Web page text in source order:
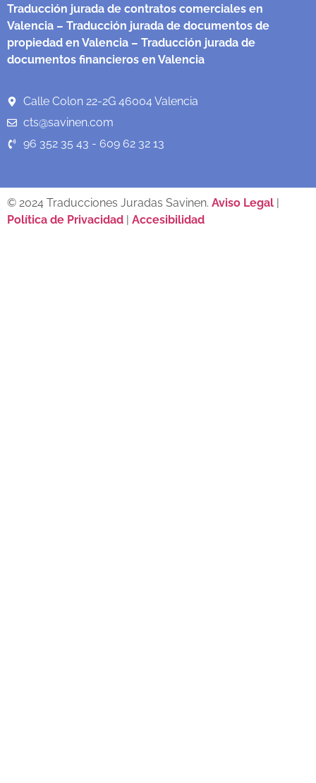
Traducción jurada de contratos comerciales en
Valencia – Traducción jurada de documentos de
propiedad en Valencia – Traducción jurada de
documentos financieros en Valencia
Calle Colon 22-2G 46004 Valencia
cts@savinen.com
96 352 35 43 - 609 62 32 13
© 2024 Traducciones Juradas Savinen. Aviso Legal |
Política de Privacidad | Accesibilidad